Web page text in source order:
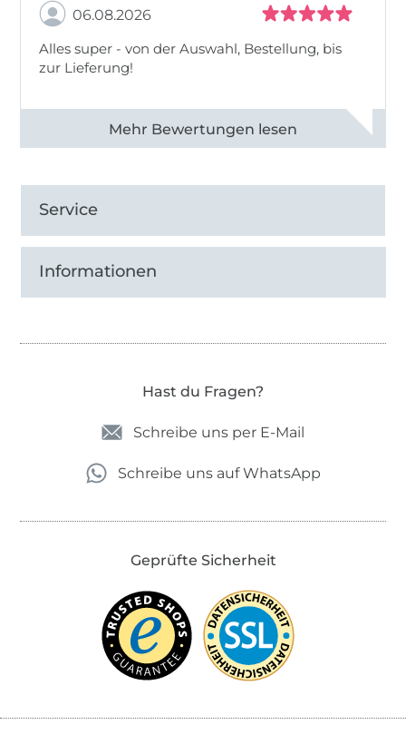
06.08.2026
Alles super - von der Auswahl, Bestellung, bis
zur Lieferung!
Alle 82968 Bewertungen ansehen
Service
Informationen
Hast du Fragen?
Schreibe uns per E-Mail
Schreibe uns auf WhatsApp
Geprüfte Sicherheit